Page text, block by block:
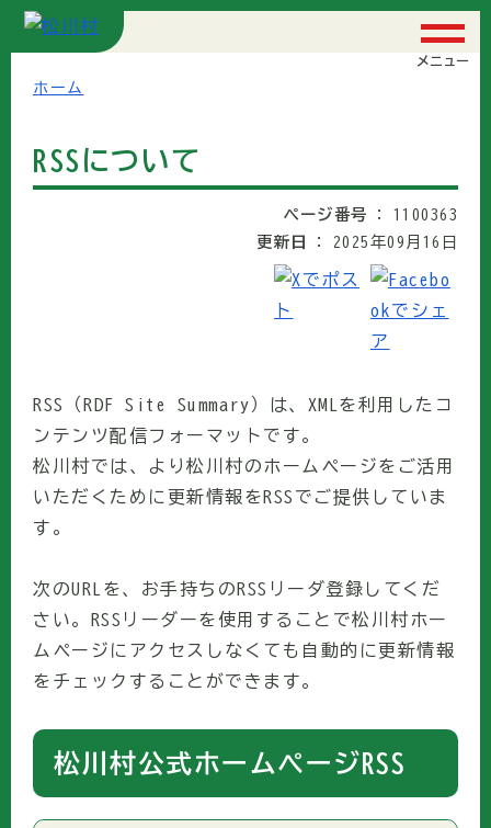
メニュー
ホーム
RSSについて
ページ番号
1100363
更新日
2025年09月16日
RSS（RDF Site Summary）は、XMLを利用したコ
ンテンツ配信フォーマットです。
松川村では、より松川村のホームページをご活用
いただくために更新情報をRSSでご提供していま
す。
次のURLを、お手持ちのRSSリーダ登録してくだ
さい。RSSリーダーを使用することで松川村ホー
ムページにアクセスしなくても自動的に更新情報
をチェックすることができます。
松川村公式ホームページRSS